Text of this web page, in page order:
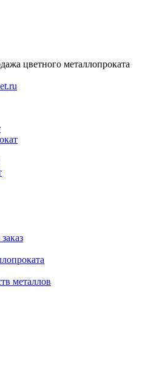
цветного металлопроката
металлов